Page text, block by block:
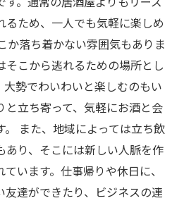
るため、一人でも気軽に楽しめ
か落ち着かない雰囲気もありま
そこから逃れるための場所とし
勢でわいわいと楽しむのもい
と立ち寄って、気軽にお酒と会
また、地域によっては立ち飲
あり、そこには新しい人脈を作
います。仕事帰りや休日に、
達ができたり、ビジネスの連